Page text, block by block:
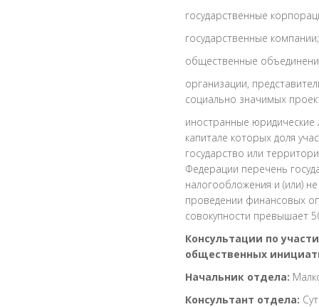
государственные
государственные компании;
общественные
организации,
социально значимых
иностранные юридические
капитале которых доля
государство или
Федерации перечень
налогообложения и (или)
проведении финансовых
совокупности превышает
Консультации по
общественных
Начальник отдела:
Консультант отдела: